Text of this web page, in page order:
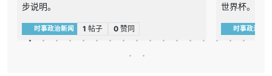
步说明。
逆转。
内容总结：政治时限加压，停火现实未到。
2）霍尔木兹海峡重开成停火抓手：公开报道显
时事政治新闻 1 帖子 0 赞同
世界杯。
2｜欧洲附
赛果：3-2。
时事政治新